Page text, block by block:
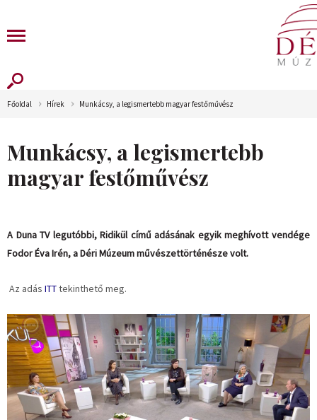
Főoldal Hírek Munkácsy, a legismertebb magyar festőművész
Munkácsy, a legismertebb
magyar festőművész
A Duna TV legutóbbi, Ridikül című adásának egyik meghívott vendége
Fodor Éva Irén, a Déri Múzeum művészettörténésze volt.
Az adás ITTtekinthető meg.